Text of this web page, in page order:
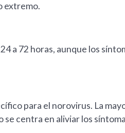
extremo.
a 72 horas, aunque los
para el norovirus. La
se centra en aliviar los